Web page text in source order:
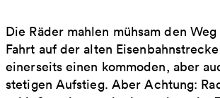
Die Räder mahlen mühsam den
Fahrt auf der alten
einerseits einen kommoden, aber
stetigen Aufstieg. Aber Achtung: